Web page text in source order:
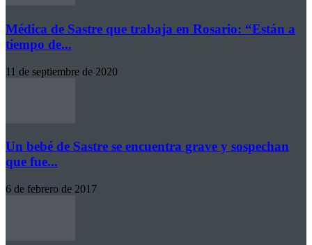
Médica de Sastre que trabaja en Rosario: “Están a
tiempo de...
11 de septiembre de 2020
Un bebé de Sastre se encuentra grave y sospechan
que fue...
6 de febrero de 2017